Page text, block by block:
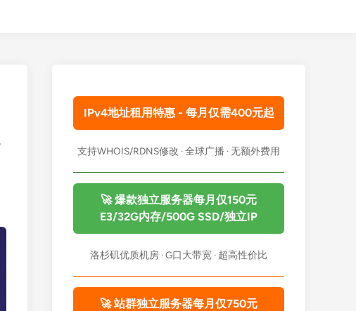
IPv4地址租用特惠 - 每月仅需400元起
支持WHOIS/RDNS修改 · 全球广播 · 无额外费用
🚀 爆款独立服务器每月仅150元
E3/32G内存/500G SSD/独立IP
洛杉矶优质机房 · G口大带宽 · 超高性价比
🚀 站群独立服务器每月仅750元